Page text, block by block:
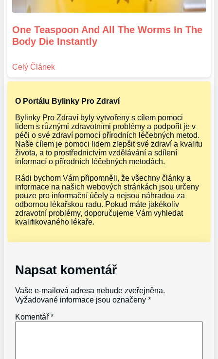
One Teaspoon And All The Worms In The
Body Die Instantly
O Portálu Bylinky Pro Zdraví
Bylinky Pro Zdraví byly vytvořeny s cílem pomoci
lidem s různými zdravotními problémy a podpořit je v
péči o své zdraví pomocí přírodních léčebných metod.
Naše cílem je pomoci lidem zlepšit své zdraví a kvalitu
života, a to prostřednictvím vzdělávání a sdílení
informací o přírodních léčebných metodách.
Rádi bychom Vám připomněli, že všechny články a
informace na našich webových stránkách jsou určeny
pouze pro informační účely a nejsou náhradou za
odbornou lékařskou radu. Pokud máte jakékoliv
zdravotní problémy, doporučujeme Vám vyhledat
kvalifikovaného lékaře.
Napsat komentář
Vaše e-mailová adresa nebude zveřejněna.
Vyžadované informace jsou označeny*
Komentář*